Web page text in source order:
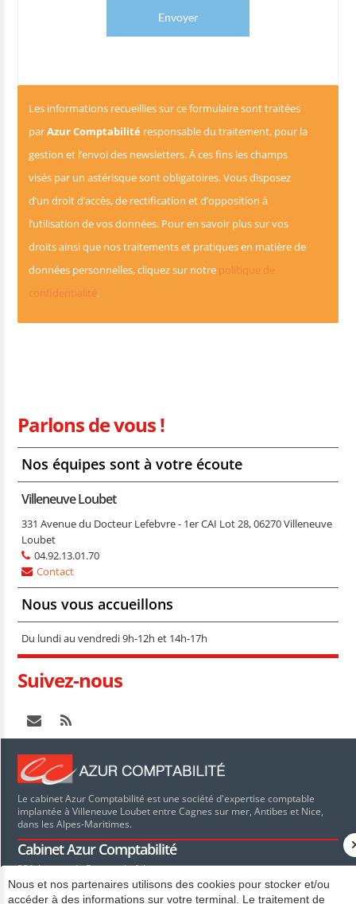
Envoyer
Les informations recueillies sur ce formulaire sont traitées
parAzur Comptabilité responsable du traitement, pour la
gestion et l’envoi des newsletters. À ces fins les champs
visés par un astérisque sont obligatoires. Vous disposez
d’un droit d’accès, de rectification et d’opposition à
l’utilisation de vos données. Pour en savoir plus sur vos
droits ainsi que nos traitements et pratiques en matière de
données personnelles, cliquez sur notre politique de
confidentialité.
Parlons de vous !
Nos équipes sont à votre écoute
Villeneuve Loubet
331 Avenue du Docteur Lefebvre - 1er CAI Lot 28, 06270 Villeneuve
Loubet
04.92.13.01.70
Contact
Nous vous accueillons
Du lundi au vendredi 9h-12h et 14h-17h
Suivez-nous
Le cabinet Azur Comptabilité est une société d'expertise comptable
implantée à Villeneuve Loubet entre Cagnes sur mer, Antibes et Nice,
dans les Alpes-Maritimes.
Cabinet Azur Comptabilité
331 Avenue du Docteur Lefebvre
1er CAI Lot 28
06270 VILLENEUVE LOUBET
Nous et nos partenaires utilisons des cookies pour stocker et/ou
accéder à des informations sur votre terminal. Le traitement de